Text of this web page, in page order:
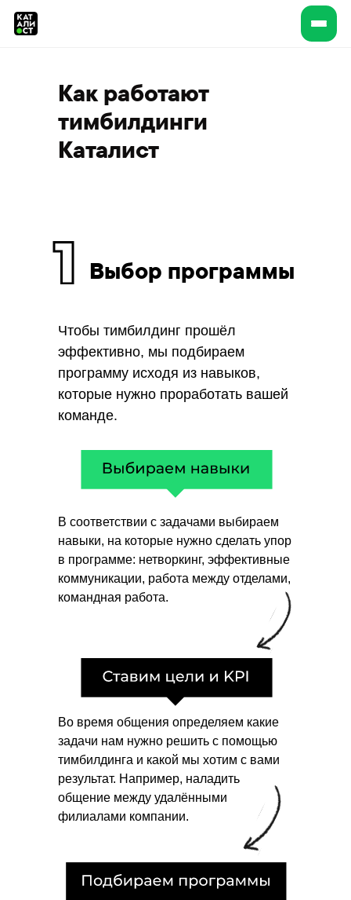
Как работают
тимбилдинги
Каталист
Чтобы тимбилдинг прошёл
эффективно, мы подбираем
программу исходя из навыков,
которые нужно проработать вашей
команде.
Во время общения определяем какие
задачи нам нужно решить с помощью
тимбилдинга и какой мы хотим с вами
результат. Например, наладить
общение между удалёнными
филиалами компании.
В соответствии с задачами выбираем
навыки, на которые нужно сделать упор
в программе: нетворкинг, эффективные
коммуникации, работа между отделами,
командная работа.
Выбор программы